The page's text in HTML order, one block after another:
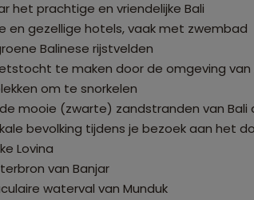
het prachtige en vriendelijke Bali
en gezellige hotels, vaak met zwembad
Balinese rijstvelden
te maken door de omgeving van
om te snorkelen
mooie (zwarte) zandstranden van Bali
bevolking tijdens je bezoek aan het
Lovina
van Banjar
waterval van Munduk